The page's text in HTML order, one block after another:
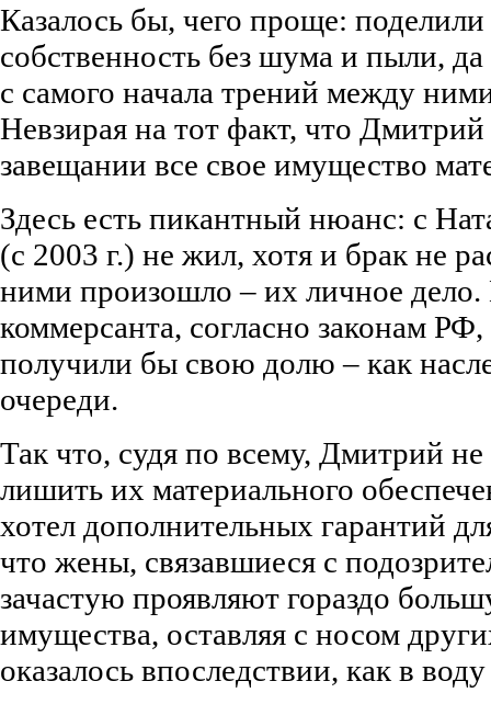
Казалось бы, чего проще:
собственность без шума и пыли,
с самого начала трений между
Невзирая на тот факт, что
завещании все свое имущество
Здесь есть пикантный нюанс: с
(с 2003 г.) не жил, хотя и брак не
ними произошло – их личное дело.
коммерсанта, согласно законам
получили бы свою долю – как
очереди.
Так что, судя по всему, Дмитрий не
лишить их материального
хотел дополнительных гарантий
что жены, связавшиеся с
зачастую проявляют гораздо
имущества, оставляя с носом
оказалось впоследствии, как в воду